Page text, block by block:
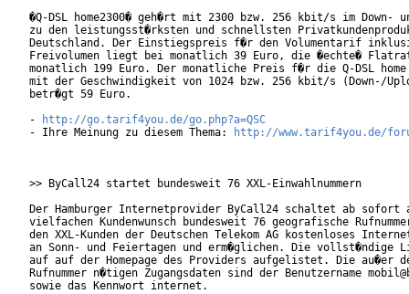
�Q-DSL home2300� geh�rt mit 2300 bzw. 256 kbit/s im Down-
zu den leistungsst�rksten und schnellsten
Deutschland. Der Einstiegspreis f�r den Volumentarif
Freivolumen liegt bei monatlich 39 Euro, die �echte�
monatlich 199 Euro. Der monatliche Preis f�r die Q-DSL
mit der Geschwindigkeit von 1024 bzw. 256 kbit/s (Down-/
betr�gt 59 Euro.
-
http://go.tarif4you.de/go.php?a=QSC
- Ihre Meinung zu diesem Thema:
http://www.tarif4you.de/
>> ByCall24 startet bundesweit 76 XXL-Einwahlnummern
Der Hamburger Internetprovider ByCall24 schaltet ab sofort
vielfachen Kundenwunsch bundesweit 76 geografische
den XXL-Kunden der Deutschen Telekom AG kostenloses
an Sonn- und Feiertagen und erm�glichen. Die vollst�ndige
auf auf der Homepage des Providers aufgelistet. Die au�er
Rufnummer n�tigen Zugangsdaten sind der Benutzername
sowie das Kennwort internet.